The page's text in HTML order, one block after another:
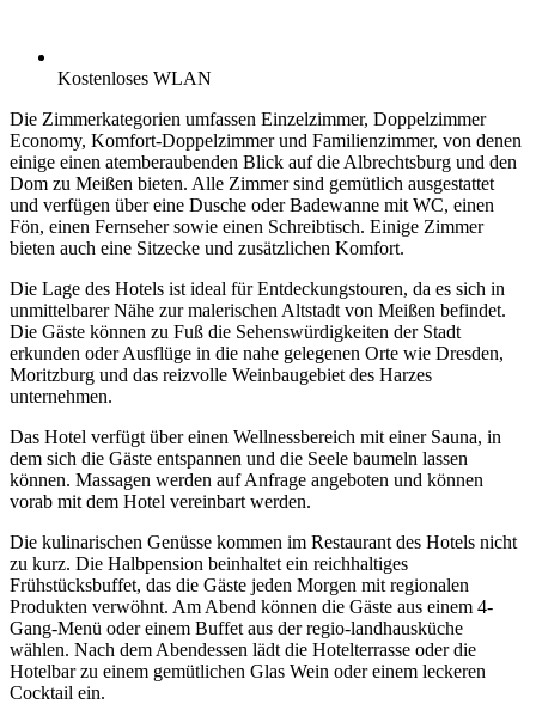
Kostenloses WLAN
Die Zimmerkategorien umfassen Einzelzimmer, Doppelzimmer
Economy, Komfort-Doppelzimmer und Familienzimmer, von denen
einige einen atemberaubenden Blick auf die Albrechtsburg und den
Dom zu Meißen bieten. Alle Zimmer sind gemütlich ausgestattet
und verfügen über eine Dusche oder Badewanne mit WC, einen
Fön, einen Fernseher sowie einen Schreibtisch. Einige Zimmer
bieten auch eine Sitzecke und zusätzlichen Komfort.
Die Lage des Hotels ist ideal für Entdeckungstouren, da es sich in
unmittelbarer Nähe zur malerischen Altstadt von Meißen befindet.
Die Gäste können zu Fuß die Sehenswürdigkeiten der Stadt
erkunden oder Ausflüge in die nahe gelegenen Orte wie Dresden,
Moritzburg und das reizvolle Weinbaugebiet des Harzes
unternehmen.
Das Hotel verfügt über einen Wellnessbereich mit einer Sauna, in
dem sich die Gäste entspannen und die Seele baumeln lassen
können. Massagen werden auf Anfrage angeboten und können
vorab mit dem Hotel vereinbart werden.
Die kulinarischen Genüsse kommen im Restaurant des Hotels nicht
zu kurz. Die Halbpension beinhaltet ein reichhaltiges
Frühstücksbuffet, das die Gäste jeden Morgen mit regionalen
Produkten verwöhnt. Am Abend können die Gäste aus einem 4-
Gang-Menü oder einem Buffet aus der regio-landhausküche
wählen. Nach dem Abendessen lädt die Hotelterrasse oder die
Hotelbar zu einem gemütlichen Glas Wein oder einem leckeren
Cocktail ein.